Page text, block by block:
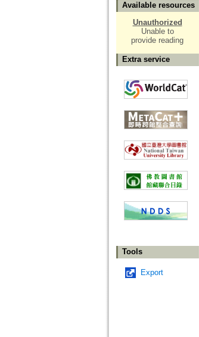
Available resources
Unauthorized
Unable to
provide reading
Extra service
Tools
Export